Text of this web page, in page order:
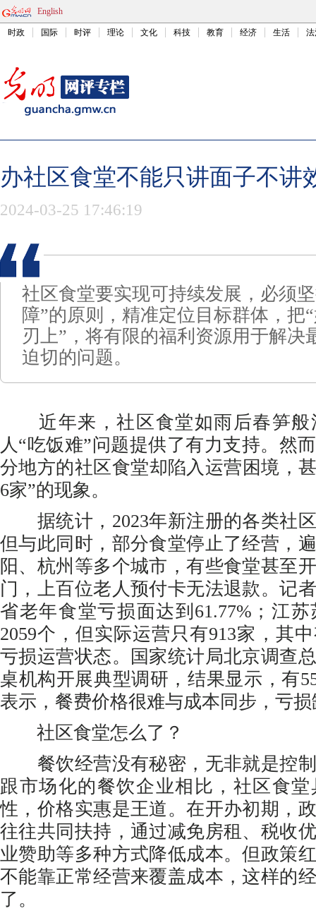
English
时政 国际 时评 理论 文化 科技 教育 经济 生活
办社区食堂不能只讲面子不讲
2024-03-25 17:46:19
社区食堂要实现可持续发展，必须
障”的原则，精准定位目标群体，把
刃上”，将有限的福利资源用于解决
迫切的问题。
近年来，社区食堂如雨后春笋般
人“吃饭难”问题提供了有力支持。然
分地方的社区食堂却陷入运营困境，
6家”的现象。
据统计，2023年新注册的各类社区
但与此同时，部分食堂停止了经营，
阳、杭州等多个城市，有些食堂甚至
门，上百位老人预付卡无法退款。记
省老年食堂亏损面达到61.77%；江
2059个，但实际运营只有913家，其
亏损运营状态。国家统计局北京调查
桌机构开展典型调研，结果显示，有
表示，餐费价格很难与成本同步，亏
社区食堂怎么了？
餐饮经营没有秘密，无非就是控制
跟市场化的餐饮企业相比，社区食
性，价格实惠是王道。在开办初期，
往往共同扶持，通过减免房租、税收
业赞助等多种方式降低成本。但政策
不能靠正常经营来覆盖成本，这样的
了。